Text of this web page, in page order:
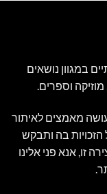
במגוון נושאים
וספרים.
מאמצים לאיתור
הזכויות בה ותבקש
זו, אנא פני אלינו